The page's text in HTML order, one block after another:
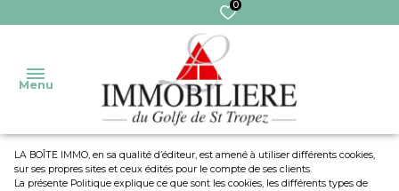
0
Menu
Accueil
LA BOÎTE IMMO, en sa qualité d’éditeur, est amené à utiliser différents cookies,
sur ses propres sites et ceux édités pour le compte de ses clients.
La présente Politique explique ce que sont les cookies, les différents types de